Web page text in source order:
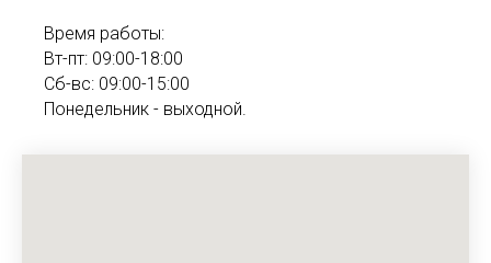
Время работы:
Вт-пт: 09:00-18:00
Сб-вс: 09:00-15:00
Понедельник - выходной.